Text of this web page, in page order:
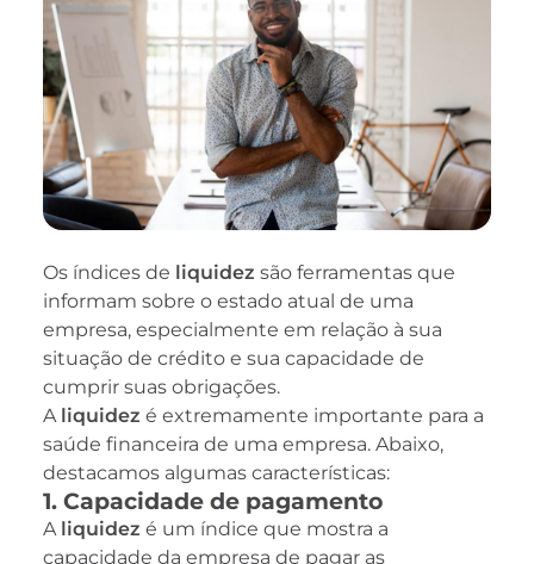
Os índices de liquidez são ferramentas que
informam sobre o estado atual de uma
empresa, especialmente em relação à sua
situação de crédito e sua capacidade de
cumprir suas obrigações.
Aliquidez é extremamente importante para a
saúde financeira de uma empresa. Abaixo,
destacamos algumas características:
1. Capacidade de pagamento
A liquidez é um índice que mostra a
capacidade da empresa de pagar as